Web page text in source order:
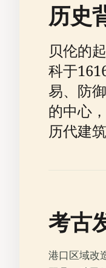
历史
贝伦的
科于
易、防
的中心
历代建
考古
港口区域改